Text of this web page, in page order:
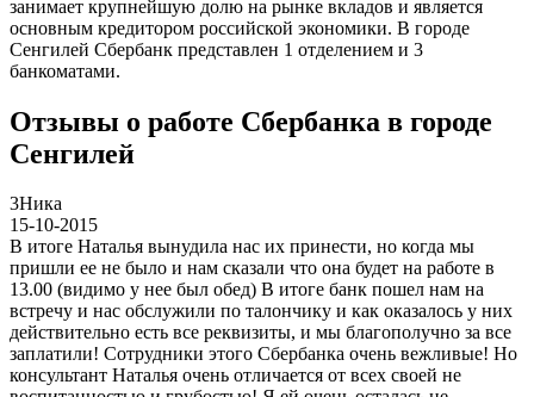
занимает крупнейшую долю на рынке вкладов и является
основным кредитором российской экономики. В городе
Сенгилей Сбербанк представлен 1 отделением и 3
банкоматами.
Отзывы о работе Сбербанка в городе
Сенгилей
3Ника
15-10-2015
В итоге Наталья вынудила нас их принести, но когда мы
пришли ее не было и нам сказали что она будет на работе в
13.00 (видимо у нее был обед) В итоге банк пошел нам на
встречу и нас обслужили по талончику и как оказалось у них
действительно есть все реквизиты, и мы благополучно за все
заплатили! Сотрудники этого Сбербанка очень вежливые! Но
консультант Наталья очень отличается от всех своей не